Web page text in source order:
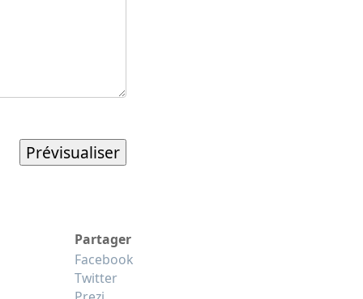
Partager
Facebook
Twitter